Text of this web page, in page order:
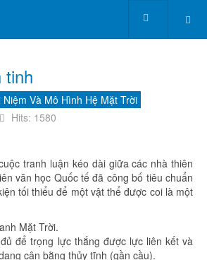
tinh
Niệm Và Mô Hình Hệ Mặt Trời
Hits: 1580
tranh luận kéo dài giữa các nhà thiên
văn học Quốc tế đã công bố tiêu chuẩn
tối thiểu để một vật thể được coi là một
Mặt Trời.
để trọng lực thắng được lực liên kết và
cân bằng thủy tĩnh (gần cầu).